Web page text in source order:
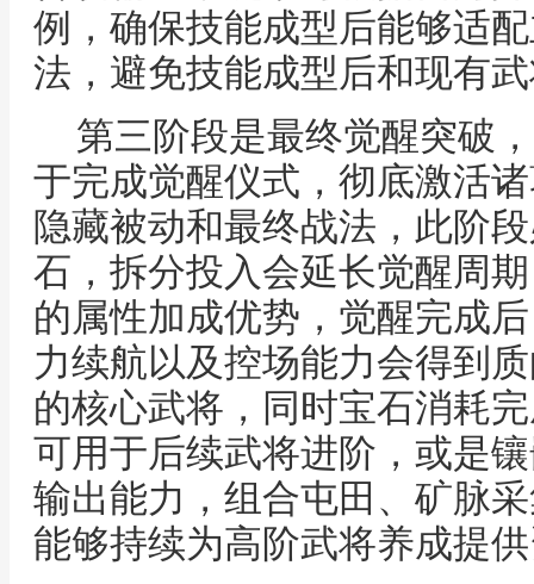
例，确保技能成型后能够适
法，避免技能成型后和现有
第三阶段是最终觉醒突破
于完成觉醒仪式，彻底激活
隐藏被动和最终战法，此阶
石，拆分投入会延长觉醒周
的属性加成优势，觉醒完成
力续航以及控场能力会得到
的核心武将，同时宝石消耗
可用于后续武将进阶，或是
输出能力，组合屯田、矿脉
能够持续为高阶武将养成提